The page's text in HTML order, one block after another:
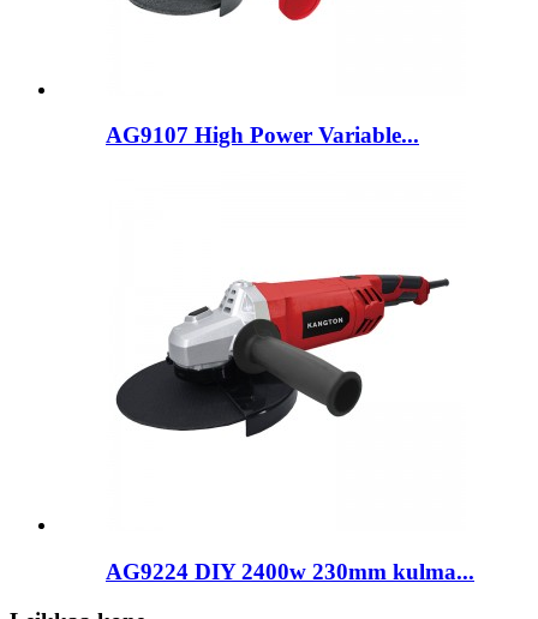
AG9107 High Power Variable...
AG9224 DIY 2400w 230mm kulma...